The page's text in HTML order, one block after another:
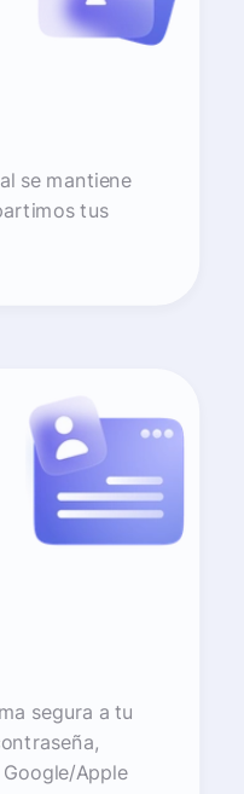
se mantiene
tus
segura a tu
Apple